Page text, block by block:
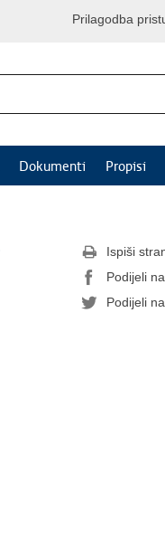
Prilagodba
Dokumenti Propisi
Ispiši
Podijeli
Podijeli